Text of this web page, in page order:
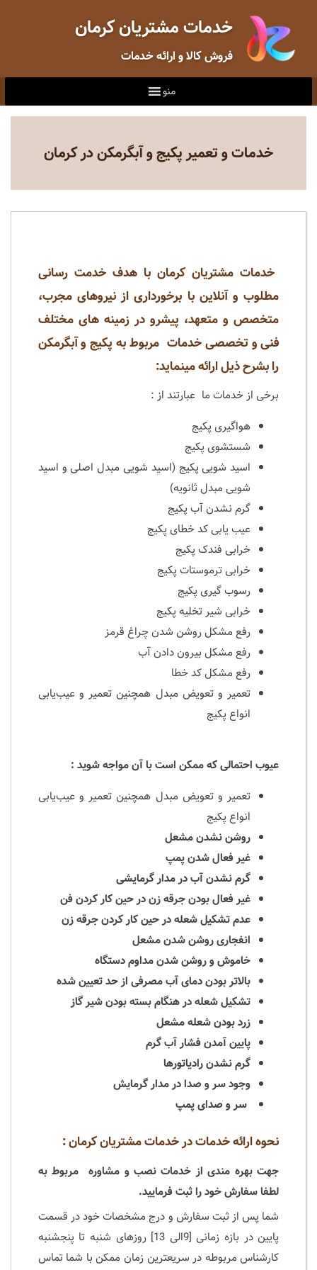
خدمات مشتریان کرمان
فروش کالا و ارائه خدمات
منو
خدمات و تعمیر پکیج و آبگرمکن در کرمان
خدمات مشتریان کرمان با هدف خدمت رسانی
مطلوب و آنلاین با برخورداری از نیروهای مجرب،
متخصص و متعهد، پیشرو در زمینه های مختلف
فنی و تخصصی خدمات مربوط به پکیج و آبگرمکن
را بشرح ذیل ارائه مینماید:
برخی از خدمات ما عبارتند از :
هواگیری پکیج
شستشوی پکیج
اسید شویی پکیج (اسید شویی مبدل اصلی و اسید
شویی مبدل ثانویه)
گرم نشدن آب پکیج
عیب یابی کد خطای پکیج
خرابی فندک پکیج
خرابی ترموستات پکیج
رسوب گیری پکیج
خرابی شیر تخلیه پکیج
رفع مشکل روشن شدن چراغ قرمز
رفع مشکل بیرون دادن آب
رفع مشکل کد خطا
تعمیر و تعویض مبدل همچنین تعمیر و عیب‌یابی
انواع پکیج‌
عیوب احتمالی که ممکن است با آن مواجه شوید :
تعمیر و تعویض مبدل همچنین تعمیر و عیب‌یابی
انواع پکیج‌
روشن نشدن مشعل
غیر فعال شدن پمپ
گرم نشدن آب در مدار گرمایشی
غیر فعال بودن جرقه زن در حین کار کردن فن
عدم تشکیل شعله در حین کار کردن جرقه زن
انفجاری روشن شدن مشعل
خاموش و روشن شدن مداوم دستگاه
بالاتر بودن دمای آب مصرفی از حد تعیین شده
تشکیل شعله در هنگام بسته بودن شیر گاز
زرد بودن شعله مشعل
پایین آمدن فشار آب گرم
گرم نشدن رادیاتورها
وجود سر و صدا در مدار گرمایش
سر و صدای پمپ
نحوه ارائه خدمات در خدمات مشتریان کرمان :
جهت بهره مندی از خدمات نصب و مشاوره مربوط به
لطفا سفارش خود را ثبت فرمایید.
شما پس از ثبت سفارش و درج مشخصات خود در قسمت
پایین در بازه زمانی [9الی 13] روزهای شنبه تا پنجشنبه
کارشناس مربوطه در سریعترین زمان ممکن با شما تماس